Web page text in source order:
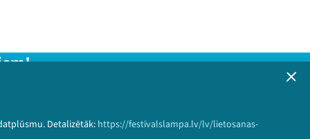
Detalizētāk: https://festivalslampa.lv/lv/lietosanas-
Pieteikties